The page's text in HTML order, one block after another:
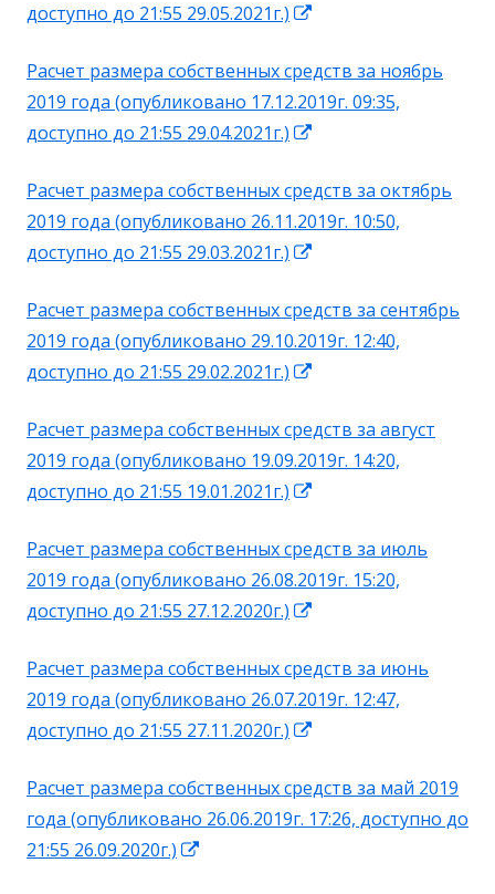
доступно до 21:55 29.05.2021г.)
новом
окне
Расчет размера собственных средств за ноябрь
2019 года (опубликовано 17.12.2019г. 09:35,
доступно до 21:55 29.04.2021г.)
новом
окне
Расчет размера собственных средств за октябрь
2019 года (опубликовано 26.11.2019г. 10:50,
доступно до 21:55 29.03.2021г.)
новом
окне
Расчет размера собственных средств за сентябрь
2019 года (опубликовано 29.10.2019г. 12:40,
доступно до 21:55 29.02.2021г.)
новом
окне
Расчет размера собственных средств за август
2019 года (опубликовано 19.09.2019г. 14:20,
доступно до 21:55 19.01.2021г.)
новом
окне
Расчет размера собственных средств за июль
2019 года (опубликовано 26.08.2019г. 15:20,
доступно до 21:55 27.12.2020г.)
новом
окне
Расчет размера собственных средств за июнь
2019 года (опубликовано 26.07.2019г. 12:47,
доступно до 21:55 27.11.2020г.)
новом
окне
Расчет размера собственных средств за май 2019
года (опубликовано 26.06.2019г. 17:26, доступно до
21:55 26.09.2020г.)